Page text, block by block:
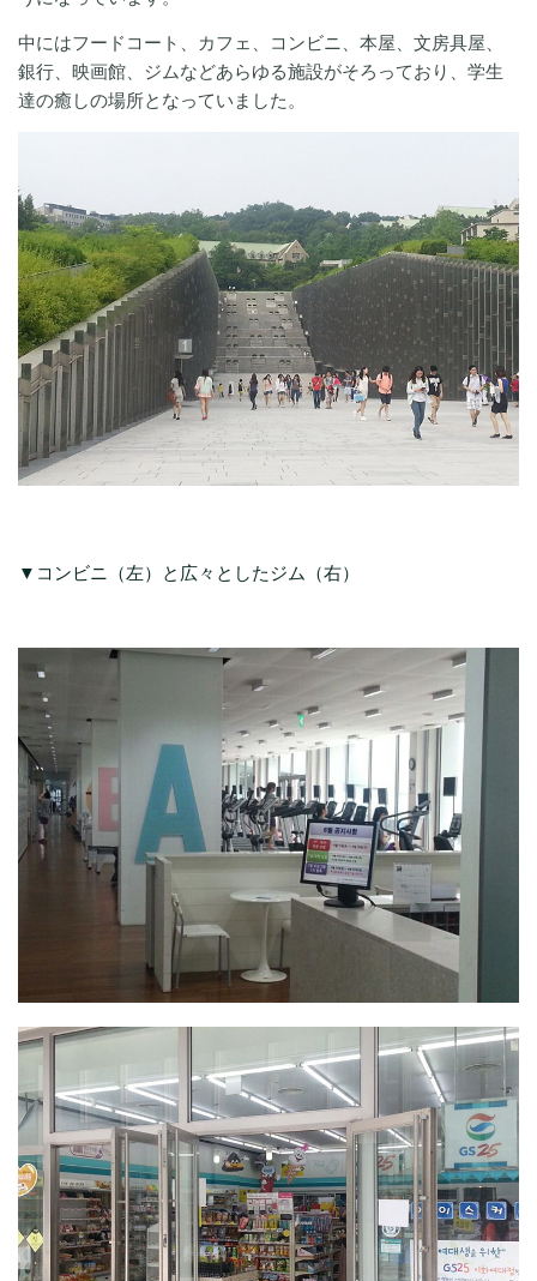
中にはフードコート、カフェ、コンビニ、本屋、文房具屋、
銀行、映画館、ジムなどあらゆる施設がそろっており、学生
達の癒しの場所となっていました。
▼コンビニ（左）と広々としたジム（右）